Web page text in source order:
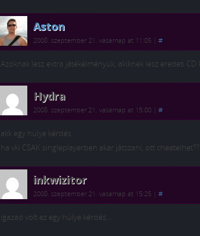
Aston
2008. szeptember 21. vasárnap at 11:05 #
Azoknak lesz extra játékélményük, akiknek lesz eredeti
Hydra
2008. szeptember 21. vasárnap at 15:00 #
akk egy hülye kérdés
ha vki CSAK singleplayerben akar játszani, ott
inkwizitor
2008. szeptember 21. vasárnap at 15:25 #
igazad volt ez egy hülye kérdés…